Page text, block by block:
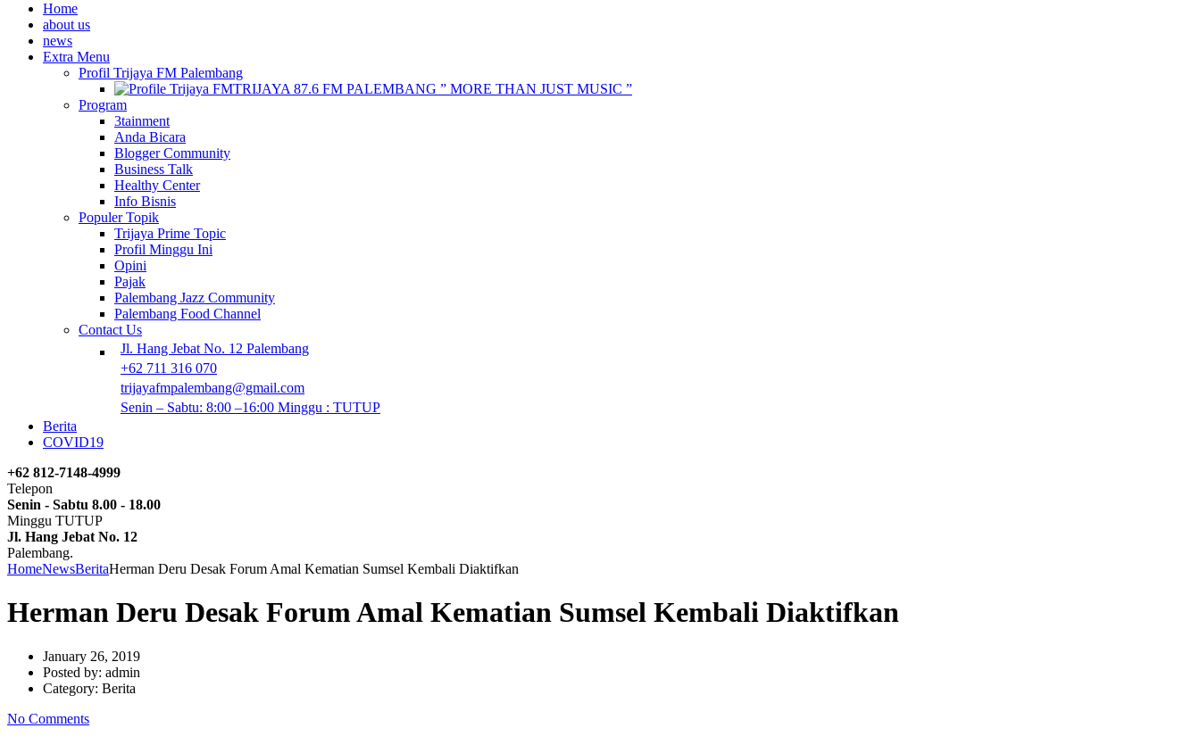
Home
about us
news
Extra Menu
Profil Trijaya FM Palembang
TRIJAYA 87.6 FM PALEMBANG ” MORE THAN JUST MUSIC ”
Program
3tainment
Anda Bicara
Blogger Community
Business Talk
Healthy Center
Info Bisnis
Populer Topik
Trijaya Prime Topic
Profil Minggu Ini
Opini
Pajak
Palembang Jazz Community
Palembang Food Channel
Contact Us
Jl. Hang Jebat No. 12 Palembang
+62 711 316 070
trijayafmpalembang@gmail.com
Senin – Sabtu: 8:00 –16:00 Minggu : TUTUP
Berita
COVID19
+62 812-7148-4999
Telepon
Senin - Sabtu 8.00 - 18.00
Minggu TUTUP
Jl. Hang Jebat No. 12
Palembang.
HomeNewsBeritaHerman Deru Desak Forum Amal Kematian Sumsel Kembali Diaktifkan
Herman Deru Desak Forum Amal Kematian Sumsel Kembali Diaktifkan
January 26, 2019
Posted by: admin
Category: Berita
No Comments